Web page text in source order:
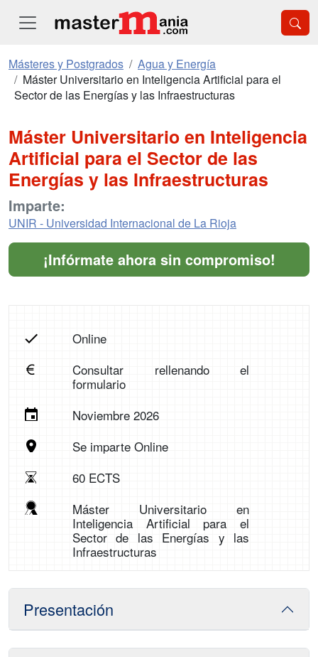
Másteres y Postgrados
Agua y Energía
Máster Universitario en Inteligencia Artificial para el
Sector de las Energías y las Infraestructuras
Máster Universitario en Inteligencia
Artificial para el Sector de las
Energías y las Infraestructuras
Imparte:
UNIR - Universidad Internacional de La Rioja
¡Infórmate ahora sin compromiso!
Online
Consultar rellenando el
formulario
Noviembre 2026
Se imparte Online
60 ECTS
Máster Universitario en
Inteligencia Artificial para el
Sector de las Energías y las
Infraestructuras
Presentación